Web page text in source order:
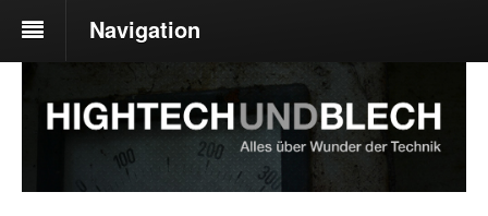
Navigation